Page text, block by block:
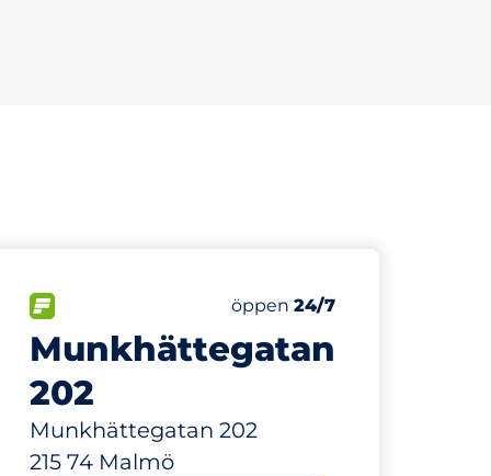
Munkhättegatan
202
Munkhättegatan 202
215 74 Malmö
Antal parkeringsplatser:
Totalt antal platser&nbsp
Fredag&nbsp
öppen 24/7